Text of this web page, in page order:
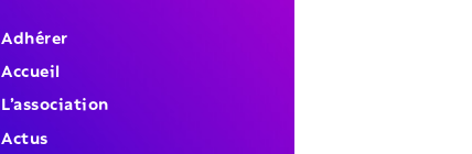
Adhérer
Accueil
L’association
Actus